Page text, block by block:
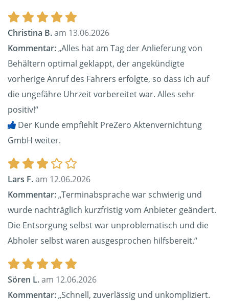
Christina B.am 13.06.2026
Kommentar:„Alles hat am Tag der Anlieferung von
Behältern optimal geklappt, der angekündigte
vorherige Anruf des Fahrers erfolgte, so dass ich auf
die ungefähre Uhrzeit vorbereitet war. Alles sehr
positiv!“
Der Kunde empfiehlt PreZero Aktenvernichtung
GmbH weiter.
Lars F.am 12.06.2026
Kommentar:„Terminabsprache war schwierig und
wurde nachträglich kurzfristig vom Anbieter geändert.
Die Entsorgung selbst war unproblematisch und die
Abholer selbst waren ausgesprochen hilfsbereit.“
Sören L.am 12.06.2026
Kommentar:„Schnell, zuverlässig und unkompliziert.